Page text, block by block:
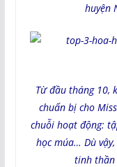
huyện
Từ đầu tháng 10,
chuẩn bị cho
chuỗi hoạt động:
học múa… Dù
tinh thần